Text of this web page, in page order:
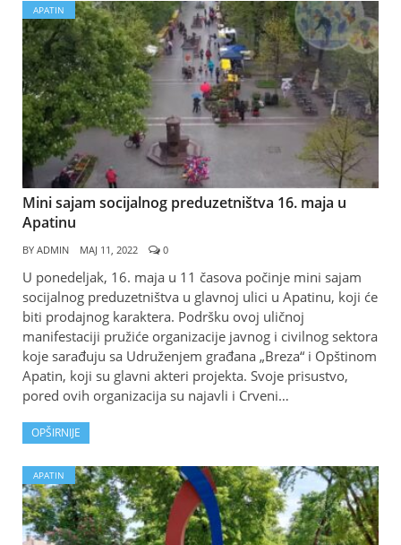
APATIN
Mini sajam socijalnog preduzetništva 16. maja u
Apatinu
BY ADMIN МАЈ 11, 2022 0
U ponedeljak, 16. maja u 11 časova počinje mini sajam
socijalnog preduzetništva u glavnoj ulici u Apatinu, koji će
biti prodajnog karaktera. Podršku ovoj uličnoj
manifestaciji pružiće organizacije javnog i civilnog sektora
koje sarađuju sa Udruženjem građana „Breza“ i Opštinom
Apatin, koji su glavni akteri projekta. Svoje prisustvo,
pored ovih organizacija su najavli i Crveni…
OPŠIRNIJE
APATIN